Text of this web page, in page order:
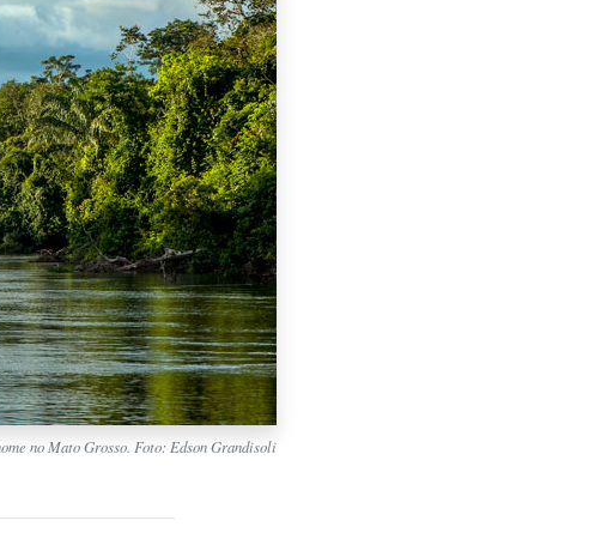
no Mato Grosso. Foto: Edson Grandisoli